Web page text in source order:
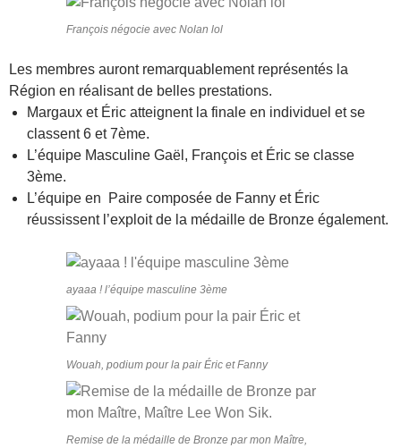
François négocie avec Nolan lol
Les membres auront remarquablement représentés la
Région en réalisant de belles prestations.
Margaux et Éric atteignent la finale en individuel et se
classent 6 et 7ème.
L’équipe Masculine Gaël, François et Éric se classe
3ème.
L’équipe en Paire composée de Fanny et Éric
réussissent l’exploit de la médaille de Bronze également.
ayaaa ! l’équipe masculine 3ème
Wouah, podium pour la pair Éric et Fanny
Remise de la médaille de Bronze par mon Maître,